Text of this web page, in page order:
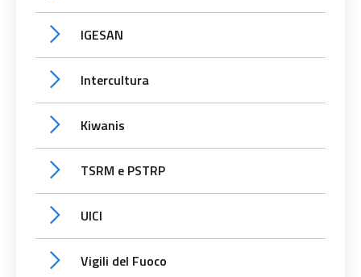
IGESAN
Intercultura
Kiwanis
TSRM e PSTRP
UICI
Vigili del Fuoco